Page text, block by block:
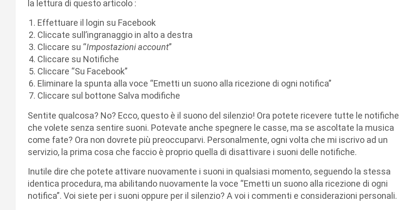
la lettura di questo articolo :
Effettuare il login su Facebook
Cliccate sull’ingranaggio in alto a destra
Cliccare su “Impostazioni account”
Cliccare su Notifiche
Cliccare “Su Facebook”
Eliminare la spunta alla voce “Emetti un suono alla ricezione di ogni notifica”
Cliccare sul bottone Salva modifiche
Sentite qualcosa? No? Ecco, questo è il suono del silenzio! Ora potete ricevere tutte le notifiche
che volete senza sentire suoni. Potevate anche spegnere le casse, ma se ascoltate la musica
come fate? Ora non dovrete più preoccuparvi. Personalmente, ogni volta che mi iscrivo ad un
servizio, la prima cosa che faccio è proprio quella di disattivare i suoni delle notifiche.
Inutile dire che potete attivare nuovamente i suoni in qualsiasi momento, seguendo la stessa
identica procedura, ma abilitando nuovamente la voce “Emetti un suono alla ricezione di ogni
notifica”. Voi siete per i suoni oppure per il silenzio? A voi i commenti e considerazioni personali.